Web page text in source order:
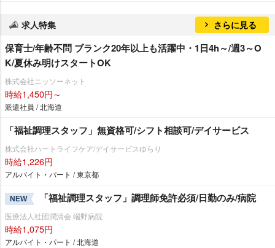
求人特集 さらに見る
保育士/年齢不問 ブランク20年以上も活躍中・1日4h～/週3～O
K/夏休み明けスタートOK
株式会社ニッソーネット
時給1,450円～
派遣社員 / 北海道
「福祉調理スタッフ」無資格可/シフト相談可/デイサービス
株式会社ハートライフケア/デイサービスゆらり
時給1,226円
アルバイト・パート / 東京都
NEW 「福祉調理スタッフ」調理師免許必須/日勤のみ/病院
医療法人社団潤清会 端野病院
時給1,075円
アルバイト・パート / 北海道